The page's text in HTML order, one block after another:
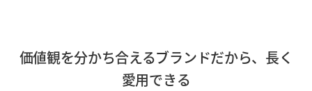
価値観を分かち合えるブランドだから、長く
愛用できる